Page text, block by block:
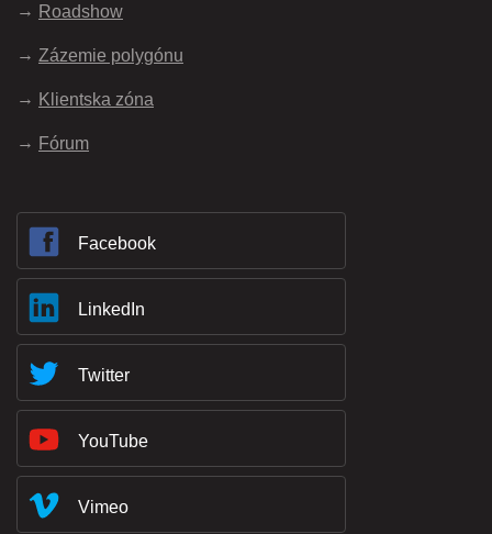
Roadshow
Zázemie polygónu
Klientska zóna
Fórum
Facebook
LinkedIn
Twitter
YouTube
Vimeo